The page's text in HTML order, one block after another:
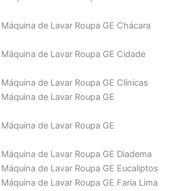
de Lavar Roupa GE Chácara
de Lavar Roupa GE Cidade
de Lavar Roupa GE Clínicas
de Lavar Roupa GE
de Lavar Roupa GE
de Lavar Roupa GE Diadema
de Lavar Roupa GE Eucaliptos
de Lavar Roupa GE Faria Lima